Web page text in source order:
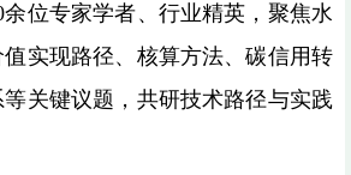
位专家学者、行业精英，聚焦水
实现路径、核算方法、碳信用转
关键议题，共研技术路径与实践